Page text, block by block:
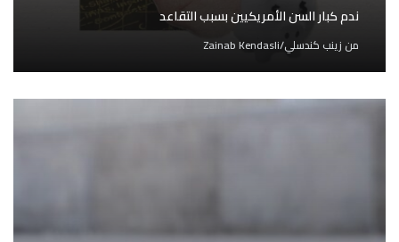
ندم كبار السن الأمريكيين بسبب التقاعد
من زينب كندسلي/Zainab Kendasli